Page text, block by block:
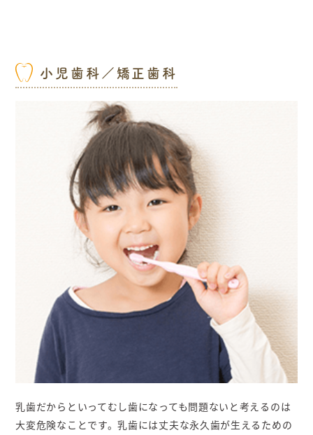
小児歯科／矯正歯科
乳歯だからといってむし歯になっても問題ないと考えるのは
大変危険なことです。乳歯には丈夫な永久歯が生えるための